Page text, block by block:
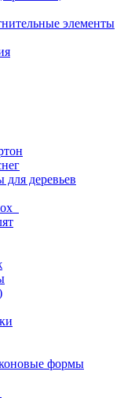
элементы
для деревьев
формы